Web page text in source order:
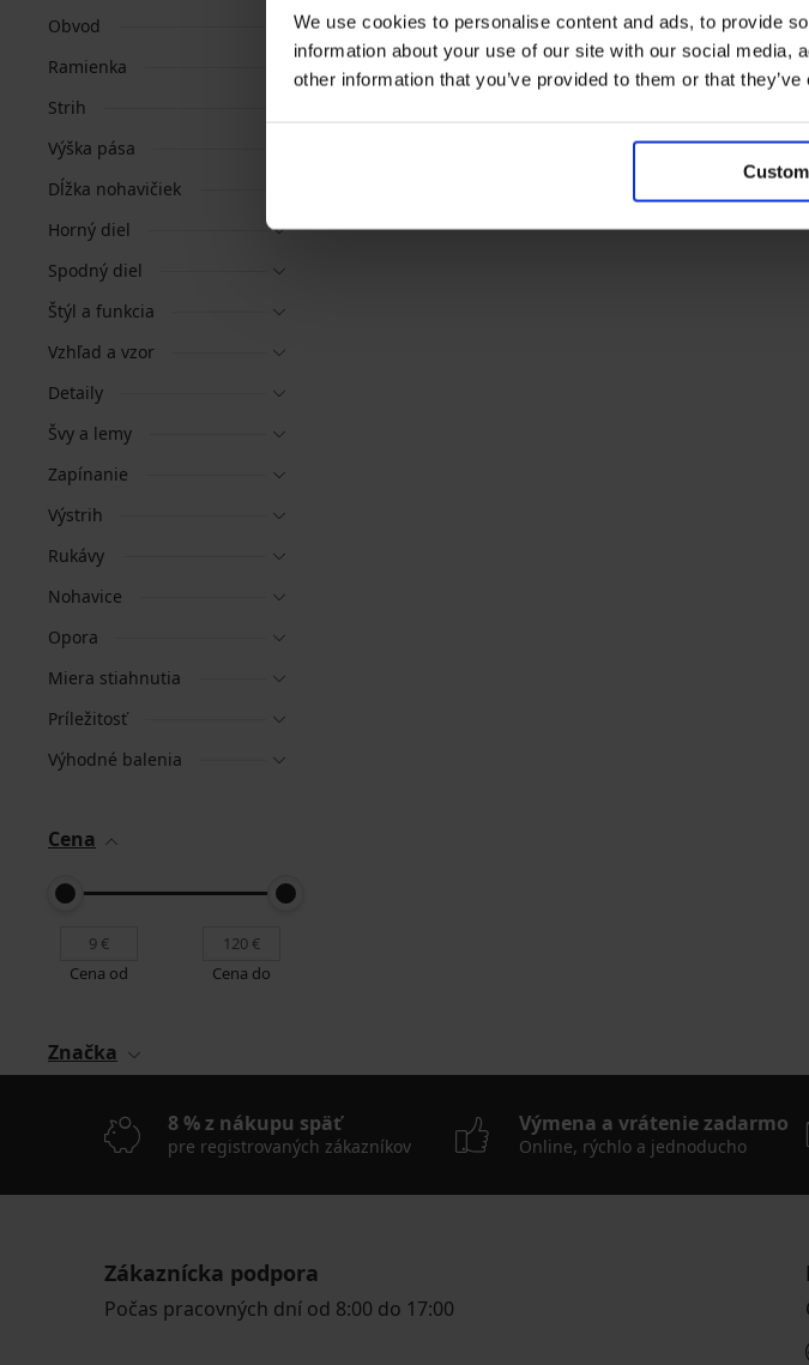
We use cookies to personalise content and ads, to provide
information about your use of our site with our social
other information that you’ve provided to them or that
Obvod
Ramienka
Strih
Výška pása
Dĺžka nohavičiek
Horný diel
Spodný diel
Štýl a funkcia
Vzhľad a vzor
Detaily
Švy a lemy
Zapínanie
Výstrih
Rukávy
Nohavice
Opora
Miera stiahnutia
Príležitosť
Výhodné balenia
Cena
Cena od Cena do
Značka
8 % z nákupu späť
pre registrovaných zákazníkov
Výmena a vrátenie zadarmo
Online, rýchlo a jednoducho
Zákaznícka podpora
Počas pracovných dní od 8:00 do 17:00